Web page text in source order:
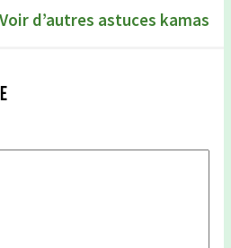
Voir d’autres astuces kamas